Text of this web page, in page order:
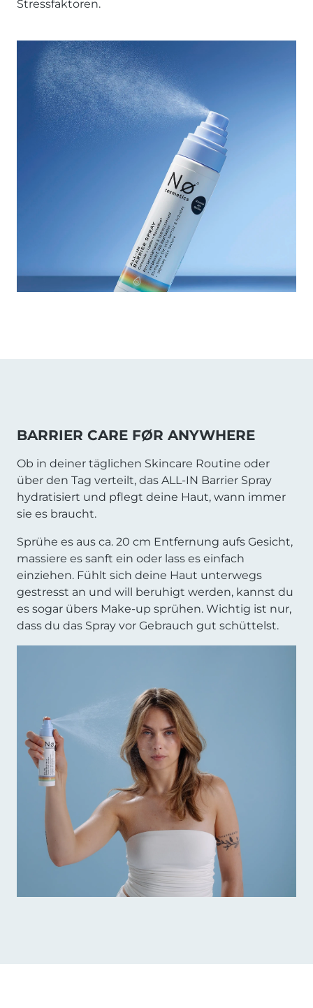
Stressfaktoren.
BARRIER CARE FØR ANYWHERE
Ob in deiner täglichen Skincare Routine oder
über den Tag verteilt, das ALL-IN Barrier Spray
hydratisiert und pflegt deine Haut, wann immer
sie es braucht.
Sprühe es aus ca. 20 cm Entfernung aufs Gesicht,
massiere es sanft ein oder lass es einfach
einziehen. Fühlt sich deine Haut unterwegs
gestresst an und will beruhigt werden, kannst du
es sogar übers Make-up sprühen. Wichtig ist nur,
dass du das Spray vor Gebrauch gut schüttelst.